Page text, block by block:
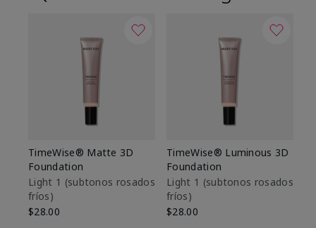
TimeWise® Matte 3D
Foundation
Light 1​ (subtonos rosados
fríos)
$28.00
TimeWise® Luminous 3D
Foundation
Light 1​ (subtonos rosados
fríos)
$28.00